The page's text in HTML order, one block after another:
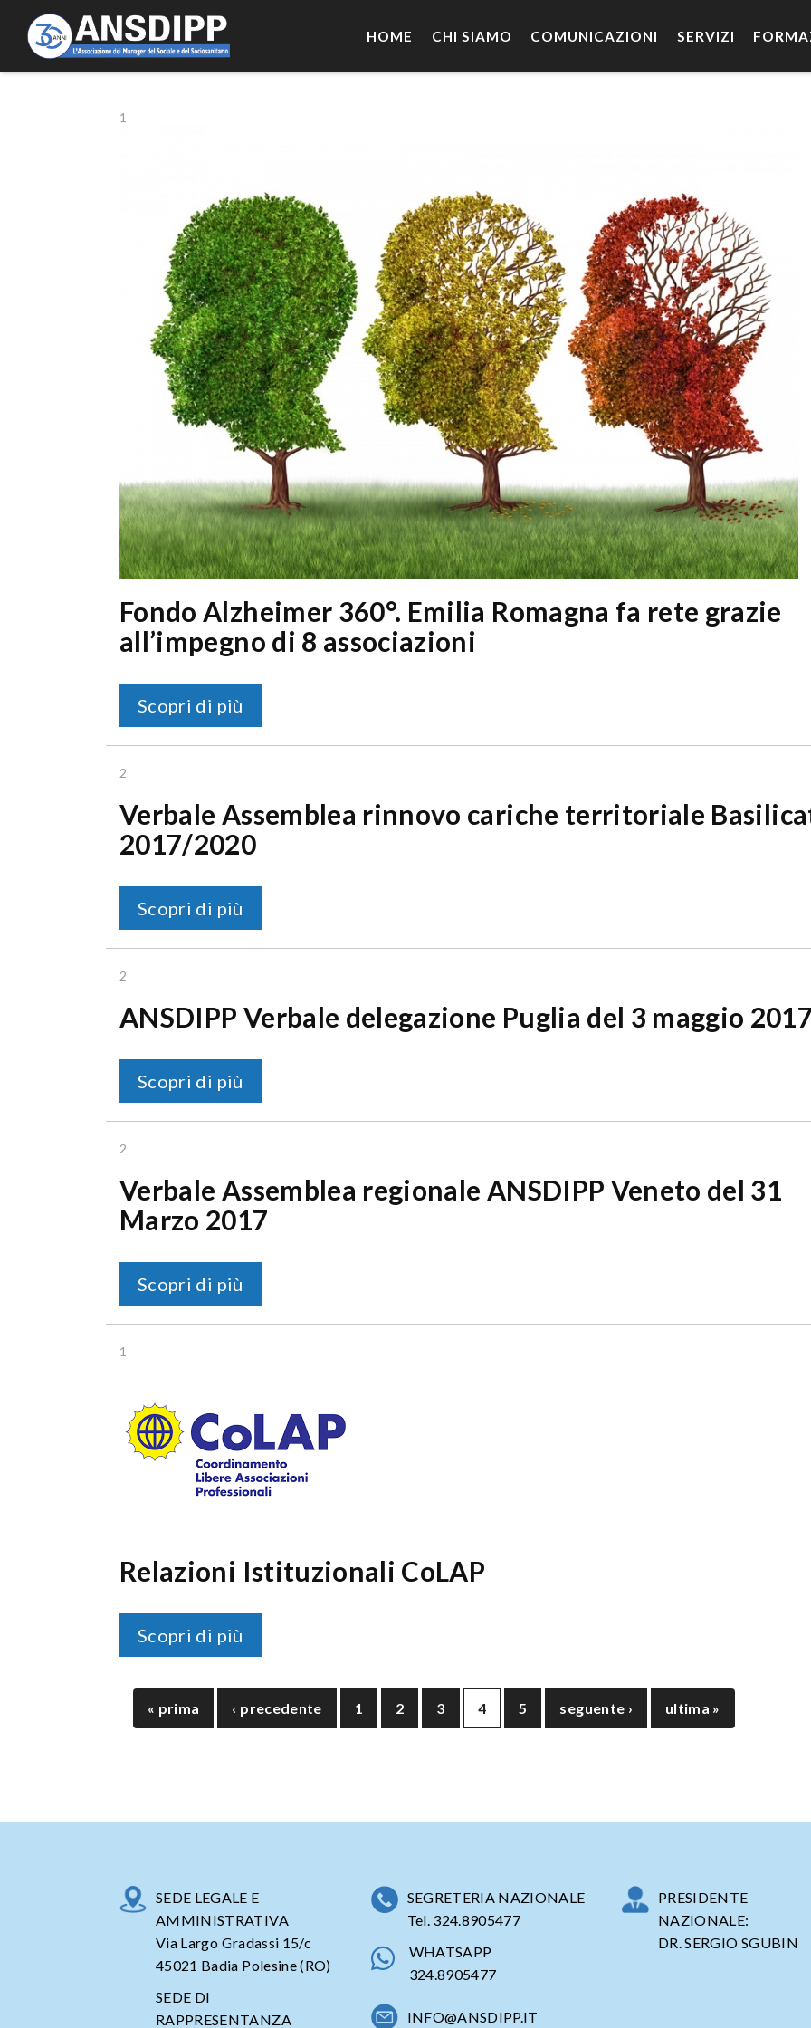
HOME CHI SIAMO COMUNICAZIONI SERVIZI
1
Fondo Alzheimer 360°. Emilia Romagna fa rete grazie
all’impegno di 8 associazioni
Scopri di più
2
Verbale Assemblea rinnovo cariche territoriale
2017/2020
Scopri di più
2
ANSDIPP Verbale delegazione Puglia del 3 maggio
Scopri di più
2
Verbale Assemblea regionale ANSDIPP Veneto del 31
Marzo 2017
Scopri di più
1
Relazioni Istituzionali CoLAP
Scopri di più
« prima ‹ precedente 1 2 3 4 5 seguente › ultima »
SEDE LEGALE E
AMMINISTRATIVA
Via Largo Gradassi 15/c
45021 Badia Polesine (RO)
SEDE DI
RAPPRESENTANZA
SEGRETERIA NAZIONALE
Tel. 324.8905477
WHATSAPP
324.8905477
INFO@ANSDIPP.IT
PRESIDENTE
NAZIONALE:
DR. SERGIO SGUBIN